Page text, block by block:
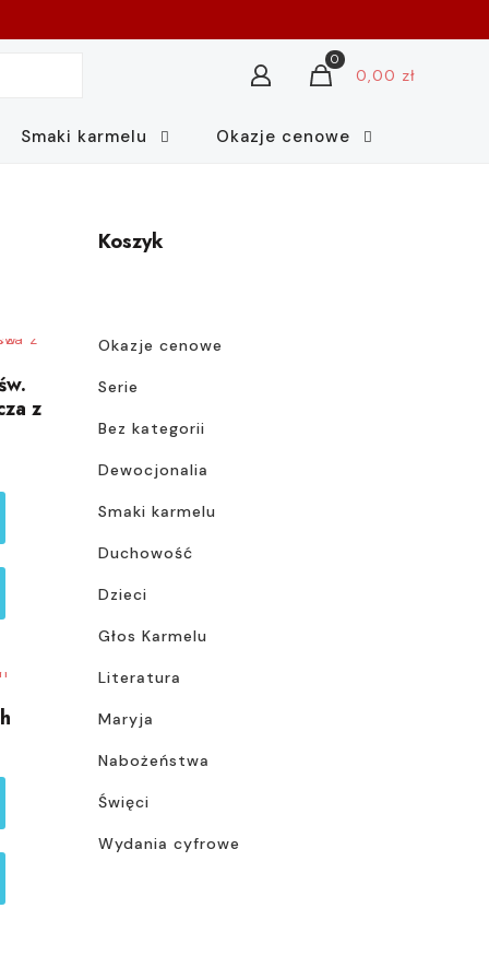
0
0,00 zł
Smaki karmelu Okazje cenowe
z
Koszyk
Okazje cenowe
Serie
Bez kategorii
Dewocjonalia
Smaki karmelu
Duchowość
Dzieci
Głos Karmelu
Literatura
Maryja
Nabożeństwa
Święci
Wydania cyfrowe